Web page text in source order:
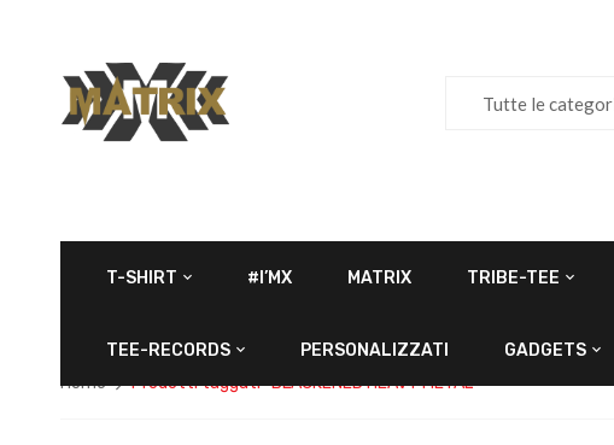
Tutte le
T-SHIRT #I’MX MATRIX TRIBE-TEE
TEE-RECORDS PERSONALIZZATI GADGETS
Home Prodotti taggati “BLACKENED HEAVY METAL”